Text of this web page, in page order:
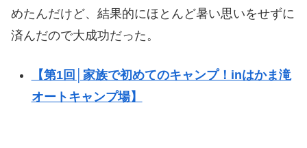
めたんだけど、結果的にほとんど暑い思いをせずに
済んだので大成功だった。
【第1回│家族で初めてのキャンプ！inはかま滝
オートキャンプ場】